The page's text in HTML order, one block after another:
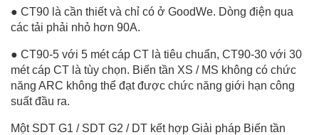
● CT90 là cần thiết và chỉ có ở GoodWe. Dòng điện qua
các tải phải nhỏ hơn 90A.
● CT90-5 với 5 mét cáp CT là tiêu chuẩn, CT90-30 với 30
mét cáp CT là tùy chọn. Biến tần XS / MS không có chức
năng ARC không thể đạt được chức năng giới hạn công
suất đầu ra.
Một SDT G1 / SDT G2 / DT kết hợp Giải pháp Biến tần